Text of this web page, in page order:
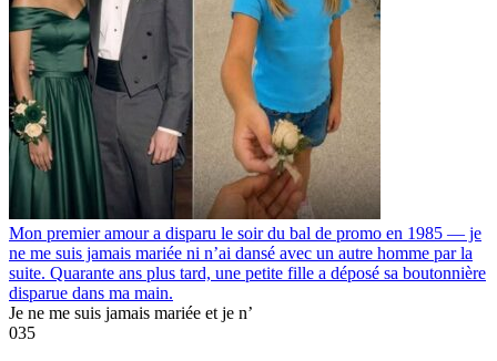
Mon premier amour a disparu le soir du bal de promo en 1985 — je
ne me suis jamais mariée ni n’ai dansé avec un autre homme par la
suite. Quarante ans plus tard, une petite fille a déposé sa boutonnière
disparue dans ma main.
Je ne me suis jamais mariée et je n’
035